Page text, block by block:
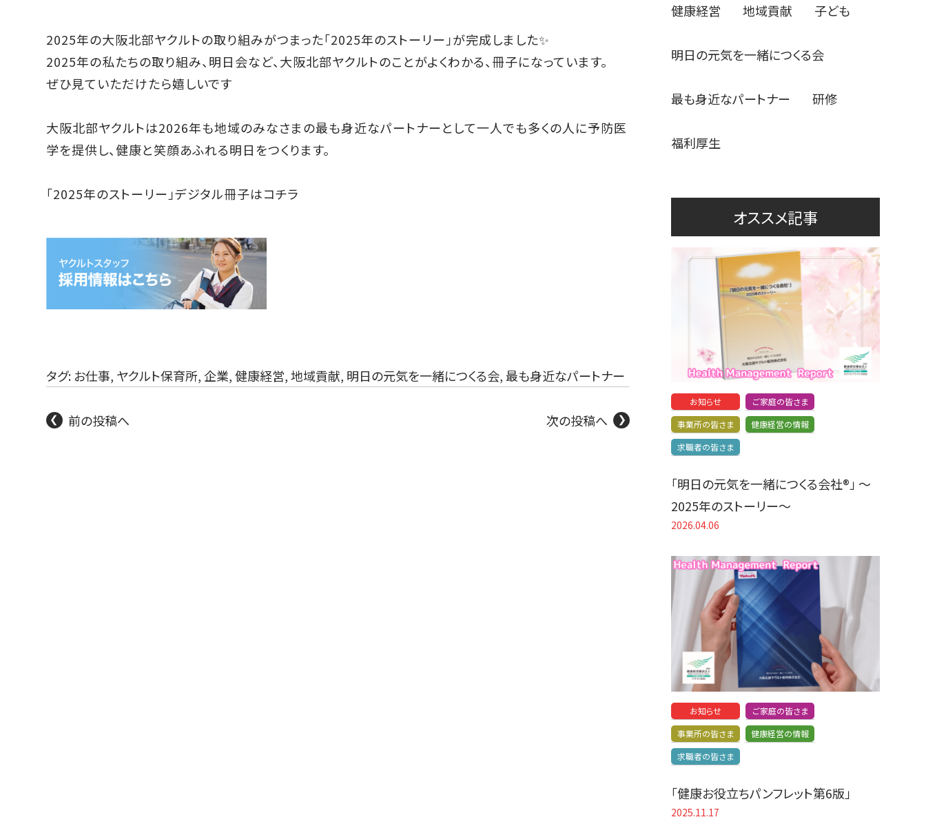
2025年の大阪北部ヤクルトの取り組みがつまった「2025年のストーリー」が完成しました✨
2025年の私たちの取り組み、明日会など、大阪北部ヤクルトのことがよくわかる、冊子になっています。
ぜひ見ていただけたら嬉しいです
大阪北部ヤクルトは2026年も地域のみなさまの最も身近なパートナーとして一人でも多くの人に予防医
学を提供し、健康と笑顔あふれる明日をつくります。
「2025年のストーリー」デジタル冊子はコチラ
タグ: お仕事, ヤクルト保育所, 企業,健康経営,地域貢献, 明日の元気を一緒につくる会,最も身近なパートナー
前の投稿へ 次の投稿へ
健康経営 地域貢献 子ども
明日の元気を一緒につくる会
最も身近なパートナー 研修
福利厚生
オススメ記事
お知らせ
ご家庭の皆さま
事業所の皆さま
健康経営の情報
求職者の皆さま
「明日の元気を一緒につくる会社®」 〜
2025年のストーリー〜
2026.04.06
お知らせ
ご家庭の皆さま
事業所の皆さま
健康経営の情報
求職者の皆さま
「健康お役立ちパンフレット第6版」
2025.11.17